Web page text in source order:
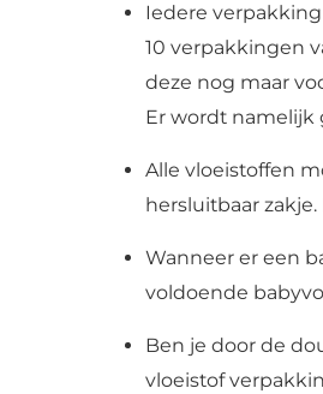
Iedere
10 verpakkingen
deze nog maar
Er wordt namelijk
Alle vloeistoffen
hersluitbaar
Wanneer er een
voldoende
Ben je door de
vloeistof